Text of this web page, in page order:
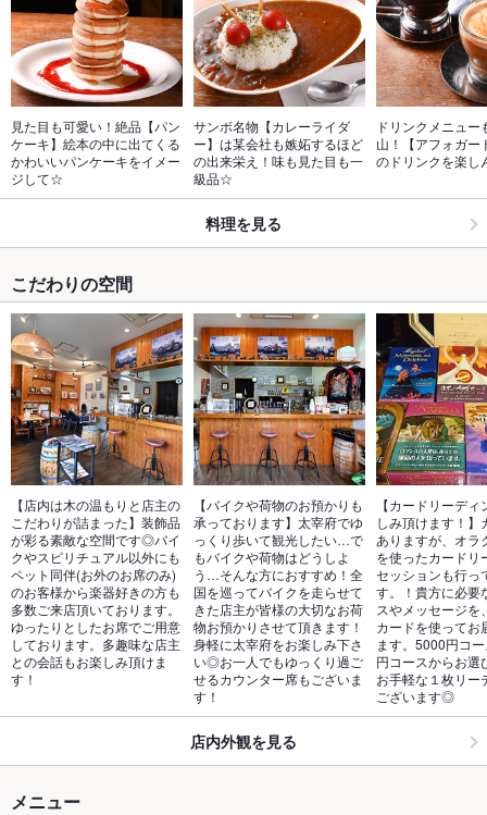
見た目も可愛い！絶品【パン
ケーキ】絵本の中に出てくる
かわいいパンケーキをイメー
ジして☆
サンボ名物【カレーライダ
ー】は某会社も嫉妬するほど
の出来栄え！味も見た目も一
級品☆
ドリンクメニュー
山！【アフォガー
のドリンクを楽
料理を見る
こだわりの空間
【店内は木の温もりと店主の
こだわりが詰まった】装飾品
が彩る素敵な空間です◎バイ
クやスピリチュアル以外にも
ペット同伴(お外のお席のみ)
のお客様から楽器好きの方も
多数ご来店頂いております。
ゆったりとしたお席でご用意
しております。多趣味な店主
との会話もお楽しみ頂けま
す！
【バイクや荷物のお預かりも
承っております】太宰府でゆ
っくり歩いて観光したい…で
もバイクや荷物はどうしよ
う…そんな方におすすめ！全
国を巡ってバイクを走らせて
きた店主が皆様の大切なお荷
物お預かりさせて頂きます！
身軽に太宰府をお楽しみ下さ
い◎お一人でもゆっくり過ご
せるカウンター席もございま
す！
【カードリーデ
しみ頂けます！】
ありますが、オラ
を使ったカードリ
セッションも行っ
す。！貴方に必要
スやメッセージを
カードを使ってお
ます。5000円コ
円コースからお選
お手軽な１枚リー
ございます◎
店内外観を見る
メニュー